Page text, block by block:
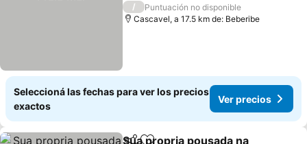
/
Puntuación no disponible
Cascavel, a 17.5 km de: Beberibe
Seleccioná las fechas para ver los precios
exactos
Ver precios
Sua propria pousada na